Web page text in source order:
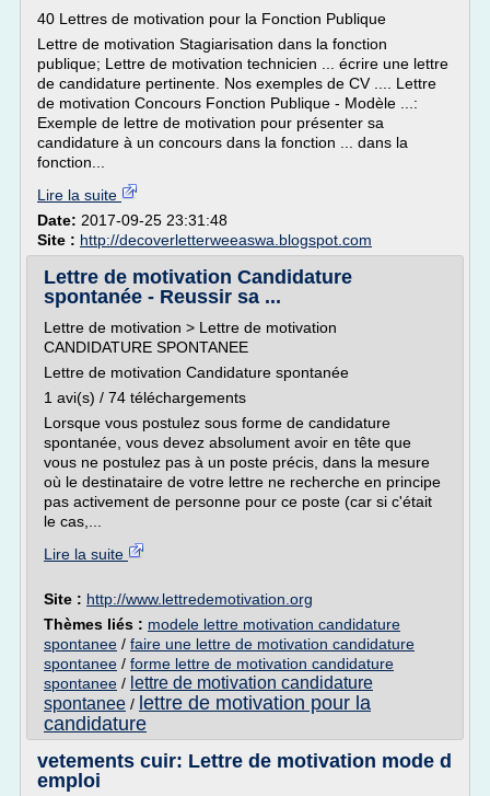
40 Lettres de motivation pour la Fonction Publique
Lettre de motivation Stagiarisation dans la fonction
publique; Lettre de motivation technicien ... écrire une lettre
de candidature pertinente. Nos exemples de CV .... Lettre
de motivation Concours Fonction Publique - Modèle ...:
Exemple de lettre de motivation pour présenter sa
candidature à un concours dans la fonction ... dans la
fonction...
Lire la suite
Date: 2017-09-25 23:31:48
Site : http://decoverletterweeaswa.blogspot.com
Lettre de motivation Candidature
spontanée - Reussir sa ...
Lettre de motivation > Lettre de motivation
CANDIDATURE SPONTANEE
Lettre de motivation Candidature spontanée
1 avi(s) / 74 téléchargements
Lorsque vous postulez sous forme de candidature
spontanée, vous devez absolument avoir en tête que
vous ne postulez pas à un poste précis, dans la mesure
où le destinataire de votre lettre ne recherche en principe
pas activement de personne pour ce poste (car si c'était
le cas,...
Lire la suite
Site : http://www.lettredemotivation.org
Thèmes liés : modele lettre motivation candidature
spontanee / faire une lettre de motivation candidature
spontanee / forme lettre de motivation candidature
spontanee / lettre de motivation candidature
spontanee / lettre de motivation pour la
candidature
vetements cuir: Lettre de motivation mode d
emploi